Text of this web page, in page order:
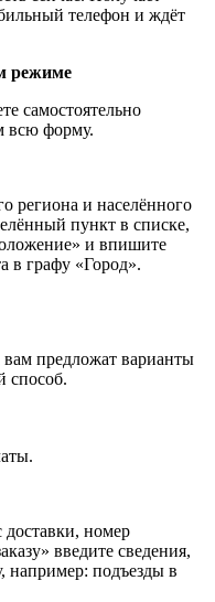
телефон и ждёт
режиме
самостоятельно
всю форму.
региона и населённого
пункт в списке,
и впишите
в графу «Город».
вам предложат варианты
способ.
номер
введите сведения,
например: подъезды в